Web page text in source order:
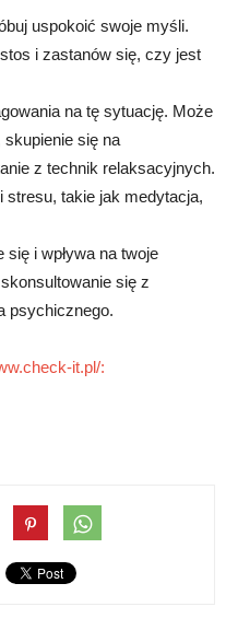
uspokoić swoje myśli.
i zastanów się, czy jest
na tę sytuację. Może
skupienie się na
z technik relaksacyjnych.
stresu, takie jak medytacja,
i wpływa na twoje
się z
psychicznego.
it.pl/: